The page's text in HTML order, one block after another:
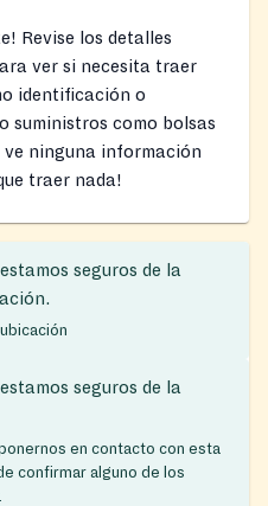
Revise los detalles
ver si necesita traer
identificación o
suministros como bolsas
ninguna información
traer nada!
seguros de la
seguros de la
en contacto con esta
confirmar alguno de los